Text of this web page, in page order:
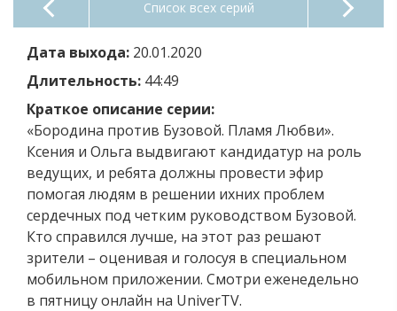
Список всех серий
Дата выхода: 20.01.2020
Длительность: 44:49
Краткое описание серии:
«Бородина против Бузовой. Пламя Любви».
Ксения и Ольга выдвигают кандидатур на роль
ведущих, и ребята должны провести эфир
помогая людям в решении ихних проблем
сердечных под четким руководством Бузовой.
Кто справился лучше, на этот раз решают
зрители – оценивая и голосуя в специальном
мобильном приложении. Смотри еженедельно
в пятницу онлайн на UniverTV.